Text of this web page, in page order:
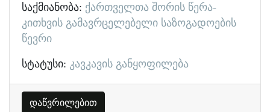
საქმიანობა: ქართველთა შორის წერა-
კითხვის გამავრცელებელი საზოგადოების
წევრი
სტატუსი: კავკავის განყოფილება
დაწვრილებით